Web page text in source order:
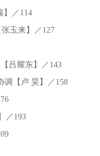
／114
玉来】／127
吕耀东】／143
【卢 昊】／158
／193